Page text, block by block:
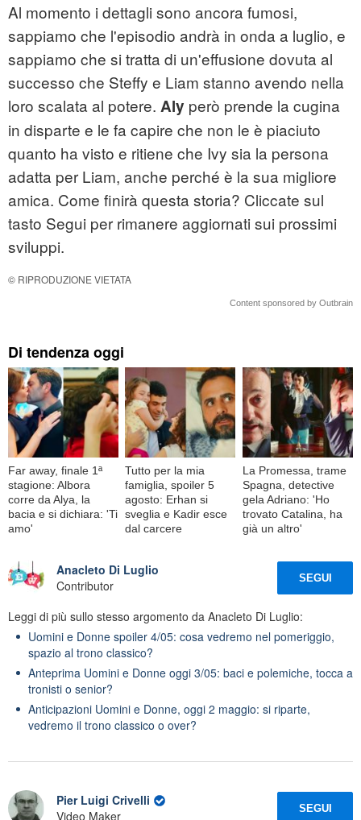
Al momento i dettagli sono ancora fumosi,
sappiamo che l'episodio andrà in onda a luglio, e
sappiamo che si tratta di un'effusione dovuta al
successo che Steffy e Liam stanno avendo nella
loro scalata al potere. Aly però prende la cugina
in disparte e le fa capire che non le è piaciuto
quanto ha visto e ritiene che Ivy sia la persona
adatta per Liam, anche perché è la sua migliore
amica. Come finirà questa storia? Cliccate sul
tasto Segui per rimanere aggiornati sui prossimi
sviluppi.
© RIPRODUZIONE VIETATA
Content sponsored by Outbrain
Di tendenza oggi
Far away, finale 1ª
stagione: Albora
corre da Alya, la
bacia e si dichiara: 'Ti
amo'
Tutto per la mia
famiglia, spoiler 5
agosto: Erhan si
sveglia e Kadir esce
dal carcere
La Promessa, trame
Spagna, detective
gela Adriano: 'Ho
trovato Catalina, ha
già un altro'
Anacleto Di Luglio
Contributor
SEGUI
Leggi di più sullo stesso argomento da Anacleto Di Luglio:
Uomini e Donne spoiler 4/05: cosa vedremo nel pomeriggio,
spazio al trono classico?
Anteprima Uomini e Donne oggi 3/05: baci e polemiche, tocca a
tronisti o senior?
Anticipazioni Uomini e Donne, oggi 2 maggio: si riparte,
vedremo il trono classico o over?
Pier Luigi Crivelli
Video Maker
SEGUI